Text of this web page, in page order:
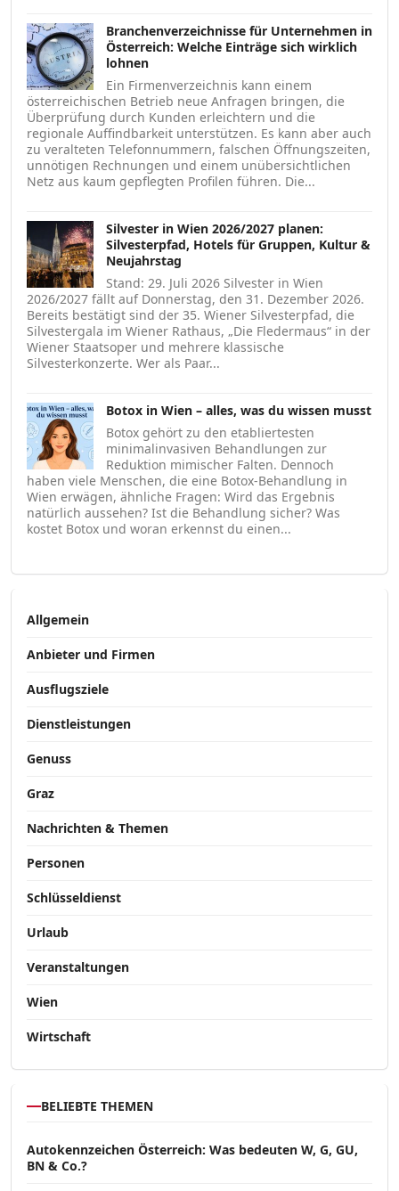
Branchenverzeichnisse für Unternehmen in
Österreich: Welche Einträge sich wirklich
lohnen
Ein Firmenverzeichnis kann einem
österreichischen Betrieb neue Anfragen bringen, die
Überprüfung durch Kunden erleichtern und die
regionale Auffindbarkeit unterstützen. Es kann aber auch
zu veralteten Telefonnummern, falschen Öffnungszeiten,
unnötigen Rechnungen und einem unübersichtlichen
Netz aus kaum gepflegten Profilen führen. Die...
Silvester in Wien 2026/2027 planen:
Silvesterpfad, Hotels für Gruppen, Kultur &
Neujahrstag
Stand: 29. Juli 2026 Silvester in Wien
2026/2027 fällt auf Donnerstag, den 31. Dezember 2026.
Bereits bestätigt sind der 35. Wiener Silvesterpfad, die
Silvestergala im Wiener Rathaus, „Die Fledermaus“ in der
Wiener Staatsoper und mehrere klassische
Silvesterkonzerte. Wer als Paar...
Botox in Wien – alles, was du wissen musst
Botox gehört zu den etabliertesten
minimalinvasiven Behandlungen zur
Reduktion mimischer Falten. Dennoch
haben viele Menschen, die eine Botox-Behandlung in
Wien erwägen, ähnliche Fragen: Wird das Ergebnis
natürlich aussehen? Ist die Behandlung sicher? Was
kostet Botox und woran erkennst du einen...
Allgemein
Anbieter und Firmen
Ausflugsziele
Dienstleistungen
Genuss
Graz
Nachrichten & Themen
Personen
Schlüsseldienst
Urlaub
Veranstaltungen
Wien
Wirtschaft
BELIEBTE THEMEN
Autokennzeichen Österreich: Was bedeuten W, G, GU,
BN & Co.?